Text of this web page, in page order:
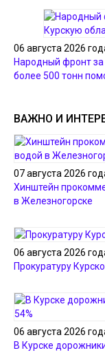
06 августа 2026
Народный фронт за
более 500 тонн
ВАЖНО И
07 августа 2026
Хинштейн
в Железногорске
06 августа 2026
Прокуратуру
06 августа 2026
В Курске